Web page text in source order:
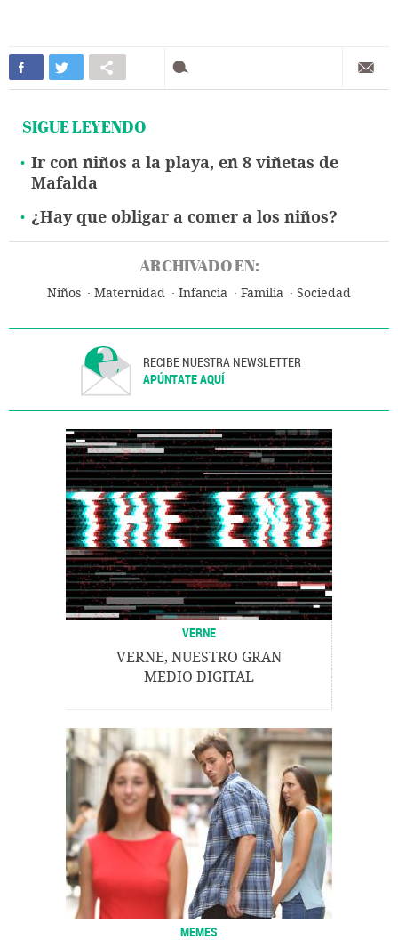
SIGUE LEYENDO
Ir con niños a la playa, en 8 viñetas de
Mafalda
¿Hay que obligar a comer a los niños?
ARCHIVADO EN:
Niños Maternidad Infancia Familia Sociedad
RECIBE NUESTRA NEWSLETTER
APÚNTATE AQUÍ
VERNE
VERNE, NUESTRO GRAN
MEDIO DIGITAL
MEMES